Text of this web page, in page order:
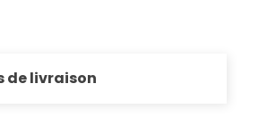
de livraison